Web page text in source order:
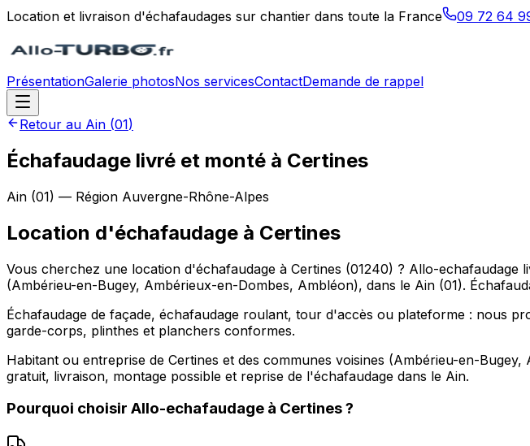
Location et livraison d'échafaudages sur chantier dans toute la France 09 72 64
PrésentationGalerie photosNos servicesContactDemande de rappel
Retour au Ain (01)
Échafaudage livré et monté à Certines
Ain (01) — Région Auvergne-Rhône-Alpes
Location d'échafaudage à Certines
Vous cherchez une location d'échafaudage à Certines (01240) ? Allo-echafaudage
(Ambérieu-en-Bugey, Ambérieux-en-Dombes, Ambléon), dans le Ain (01).
Échafaudage de façade, échafaudage roulant, tour d'accès ou plateforme : nous
garde-corps, plinthes et planchers conformes.
Habitant ou entreprise de Certines et des communes voisines (Ambérieu-en-
gratuit, livraison, montage possible et reprise de l'échafaudage dans le Ain.
Pourquoi choisir Allo-echafaudage à Certines?